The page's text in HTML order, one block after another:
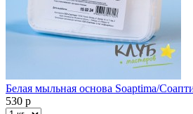
Белая мыльная основа Soaptima/
530 p